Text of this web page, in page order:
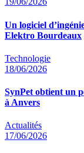
Un logiciel
Elektro Bourdeaux
Technologie
18/06/2026
SynPet obtient un
à Anvers
Actualités
17/06/2026